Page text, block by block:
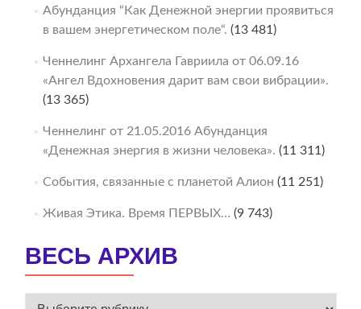
Абунданция “Как Денежной энергии проявиться
в вашем энергетическом поле“. (13 481)
Ченнелинг Архангела Гавриила от 06.09.16
«Ангел Вдохновения дарит вам свои вибрации».
(13 365)
Ченнелинг от 21.05.2016 Абунданция
«Денежная энергия в жизни человека». (11 311)
События, связанные с планетой Алион (11 251)
Живая Этика. Время ПЕРВЫХ… (9 743)
ВЕСЬ АРХИВ
ВЕСЬ